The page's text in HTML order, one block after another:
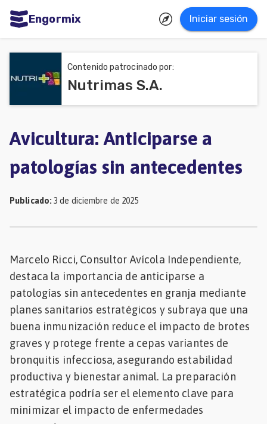
Engormix Iniciar sesión
Avicultura
Ganadería
Porcicultura
Mascotas
Contenido patrocinado por:
Nutrimas S.A.
Avicultura: Anticiparse a
patologías sin antecedentes
Publicado: 3 de diciembre de 2025
Marcelo Ricci, Consultor Avícola Independiente,
destaca la importancia de anticiparse a
patologías sin antecedentes en granja mediante
planes sanitarios estratégicos y subraya que una
buena inmunización reduce el impacto de brotes
graves y protege frente a cepas variantes de
bronquitis infecciosa, asegurando estabilidad
productiva y bienestar animal. La preparación
estratégica podría ser el elemento clave para
minimizar el impacto de enfermedades